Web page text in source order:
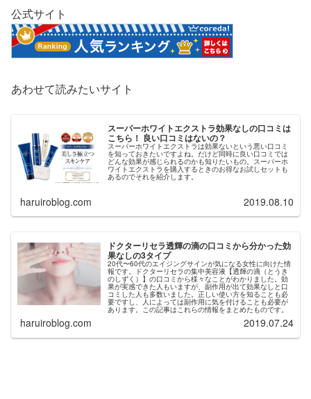
公式サイト
あわせて読みたいサイト
スーパーホワイトエクストラ効果なしの口コミは
こちら！ 良い口コミはないの？
スーパーホワイトエクストラは効果ないという悪い口コミ
を知っておきたいですよね。だけど同時に良い口コミでは
どんな効果が感じられるのかも知りたいもの。スーパーホ
ワイトエクストラを購入するときのお得なお試しセットも
あるのでそれを紹介します。
haruiroblog.com 2019.08.10
ドクターリセラ透輝の滴の口コミから分かった効
果なしの3タイプ
20代〜60代のエイジングサインが気になる女性に向けた情
報です。ドクターリセラの集中美容液【透輝の滴（とうき
のしずく）】の口コミから様々なことがわかりました。効
果が実感できた人もいますが、副作用が出て効果なしと口
コミした人も多数いました。正しい使い方を知ることも必
要ですし、人によっては副作用に気を付けることも必要が
あります。この記事はこれらの情報をまとめたものです。
haruiroblog.com 2019.07.24